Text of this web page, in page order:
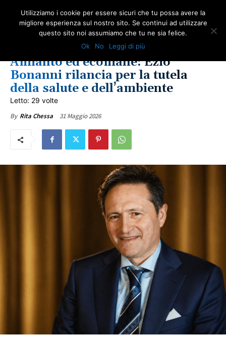
ULTIME NOTIZIE VITTIME DEL DOVERE
Amianto ed ecomafie: Ezio
Bonanni rilancia per la tutela
della salute e dell’ambiente
Letto: 29 volte
By Rita Chessa 31 Maggio 2026
Utilizziamo i cookie per essere sicuri che tu possa avere la
migliore esperienza sul nostro sito. Se continui ad utilizzare
questo sito noi assumiamo che tu ne sia felice.
Ok
No Leggi di più